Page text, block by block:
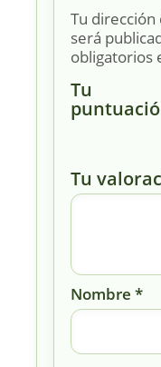
Tu
será
obligatorios
Tu
Tu
Nombre *